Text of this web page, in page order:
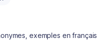
exemples en français